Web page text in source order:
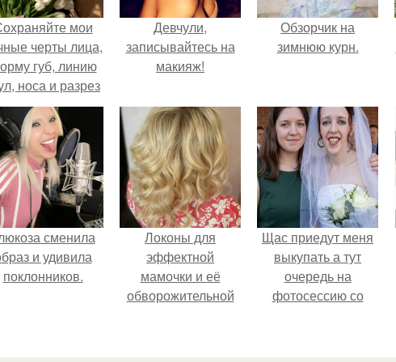
мои
черты лица,
губ, линию
носа и разрез
глаз.
Девчули,
записывайтесь на
макияж!
Обзорчик на
зимнюю курн.
сменила
и удивила
поклонников.
Локоны для
эффектной
мамочки и её
обворожительной
Щас приедут меня
выкупать а тут
очередь на
фотосессию со